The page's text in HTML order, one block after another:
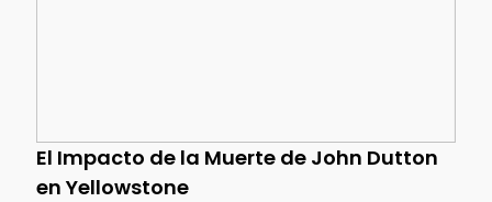
El Impacto de la Muerte de John Dutton
en Yellowstone